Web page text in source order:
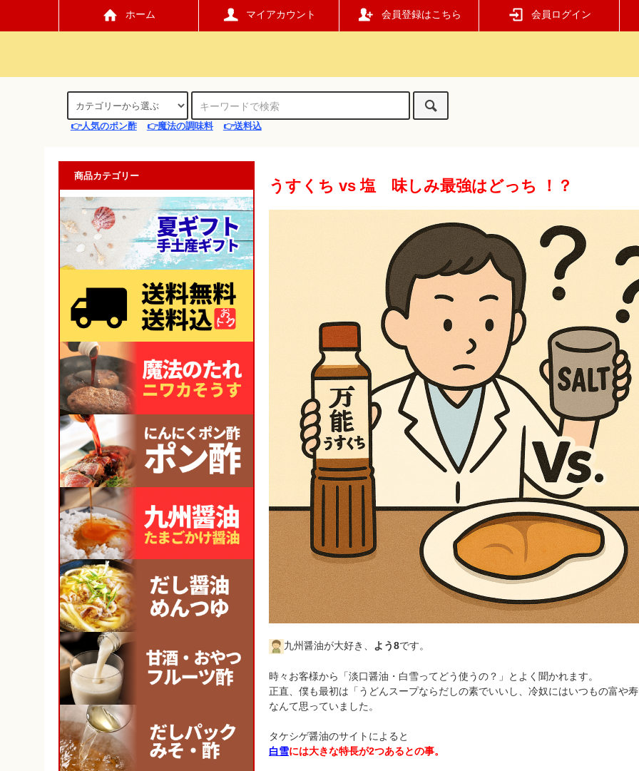
ホーム マイアカウント 会員登録はこちら 会員ログイン
👉人気のポン酢 👉魔法の調味料 👉送料込
うすくち vs 塩 味しみ最強はどっち ！？
九州醤油が大好き、 よう8です。
時々お客様から「淡口醤油・白雪ってどう使うの？」とよく聞かれます。
正直、僕も最初は「うどんスープならだしの素でいいし、冷奴にはいつもの富や寿
なんて思っていました。
タケシゲ醤油のサイトによると
白雪には大きな特長が2つあるとの事。
商品カテゴリー